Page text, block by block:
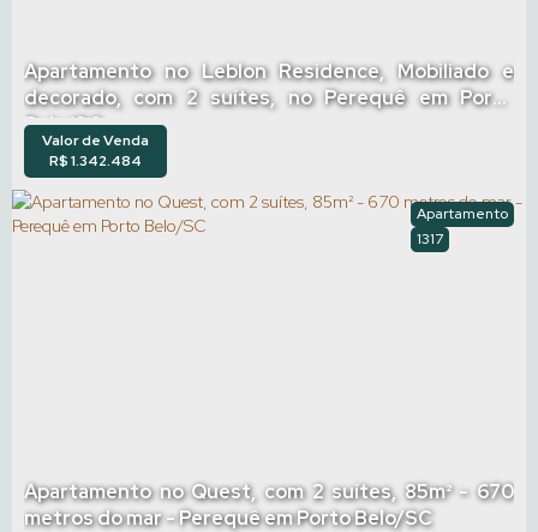
Apartamento no Leblon Residence, Mobiliado e
decorado, com 2 suítes, no Perequê em Porto
Belo/SC
R$1.342.484
Valor de Venda
Apartamento no Quest, com 2 suítes, 85m² - 670
metros do mar - Perequê em Porto Belo/SC
1317
Apartamento